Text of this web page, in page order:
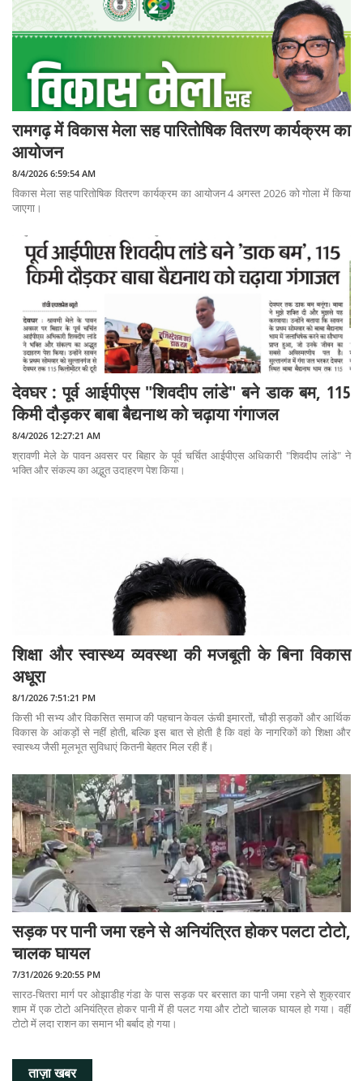
रामगढ़ में विकास मेला सह पारितोषिक वितरण कार्यक्रम का
आयोजन
8/4/2026 6:59:54 AM
विकास मेला सह पारितोषिक वितरण कार्यक्रम का आयोजन 4 अगस्त 2026 को गोला में किया
जाएगा।
देवघर : पूर्व आईपीएस "शिवदीप लांडे" बने डाक बम, 115
किमी दौड़कर बाबा बैद्यनाथ को चढ़ाया गंगाजल
8/4/2026 12:27:21 AM
श्रावणी मेले के पावन अवसर पर बिहार के पूर्व चर्चित आईपीएस अधिकारी "शिवदीप लांडे" ने
भक्ति और संकल्प का अद्भुत उदाहरण पेश किया।
शिक्षा और स्वास्थ्य व्यवस्था की मजबूती के बिना विकास
अधूरा
8/1/2026 7:51:21 PM
किसी भी सभ्य और विकसित समाज की पहचान केवल ऊंची इमारतों, चौड़ी सड़कों और आर्थिक
विकास के आंकड़ों से नहीं होती, बल्कि इस बात से होती है कि वहां के नागरिकों को शिक्षा और
स्वास्थ्य जैसी मूलभूत सुविधाएं कितनी बेहतर मिल रही हैं।
सड़क पर पानी जमा रहने से अनियंत्रित होकर पलटा टोटो,
चालक घायल
7/31/2026 9:20:55 PM
सारठ-चितरा मार्ग पर ओझाडीह गंडा के पास सड़क पर बरसात का पानी जमा रहने से शुक्रवार
शाम में एक टोटो अनियंत्रित होकर पानी में ही पलट गया और टोटो चालक घायल हो गया। वहीं
टोटो में लदा राशन का समान भी बर्बाद हो गया।
ताज़ा खबर